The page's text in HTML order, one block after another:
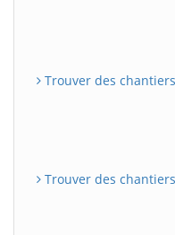
Trouver des
Trouver des